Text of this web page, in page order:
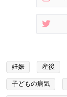
妊娠 産後
子どもの病気